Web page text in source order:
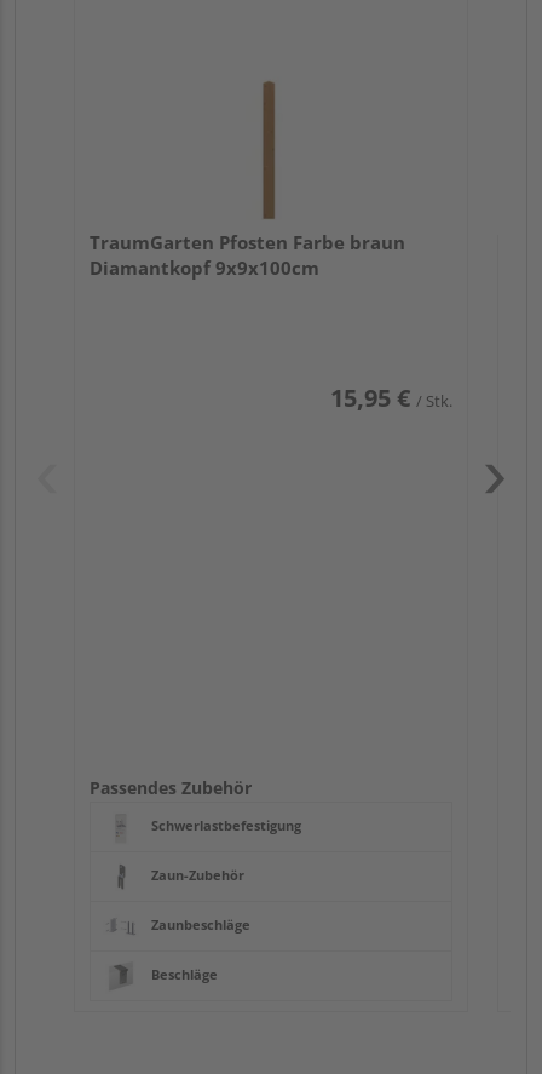
TraumGarten Pfosten Farbe braun
Diamantkopf 9x9x100cm
15,95 € / Stk.
Passendes Zubehör
Schwerlastbefestigung
Zaun-Zubehör
Zaunbeschläge
Beschläge